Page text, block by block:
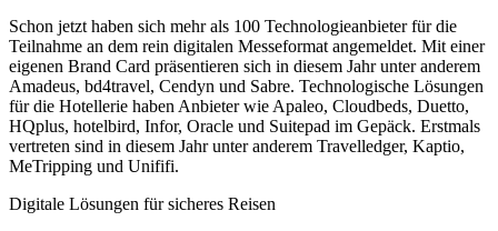
Schon jetzt haben sich mehr als 100 Technologieanbieter für die
Teilnahme an dem rein digitalen Messeformat angemeldet. Mit einer
eigenen Brand Card präsentieren sich in diesem Jahr unter anderem
Amadeus, bd4travel, Cendyn und Sabre. Technologische Lösungen
für die Hotellerie haben Anbieter wie Apaleo, Cloudbeds, Duetto,
HQplus, hotelbird, Infor, Oracle und Suitepad im Gepäck. Erstmals
vertreten sind in diesem Jahr unter anderem Travelledger, Kaptio,
MeTripping und Unififi.
Digitale Lösungen für sicheres Reisen